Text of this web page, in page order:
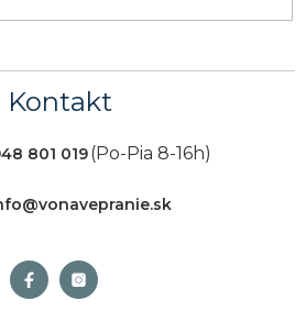
Kontakt
@vonavepranie.sk
801 019(Po-Pia 8-16h)